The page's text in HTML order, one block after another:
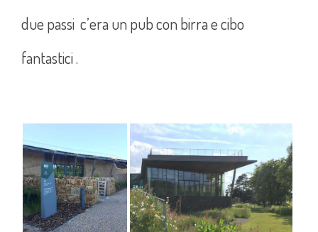
due passi c’era un pub con birra e cibo
fantastici .